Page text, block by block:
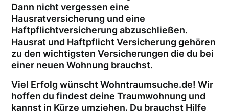
Dann nicht vergessen eine
Hausratversicherung und eine
Haftpflichtversicherung abzuschließen.
Hausrat und Haftpflicht Versicherung gehören
zu den wichtigsten Versicherungen die du bei
einer neuen Wohnung brauchst.
Viel Erfolg wünscht Wohntraumsuche.de! Wir
hoffen du findest deine Traumwohnung und
kannst in Kürze umziehen. Du brauchst Hilfe